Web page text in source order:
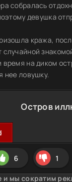
собралась
девушка
кража,
на диком
нее ловушку.
Остров
6 1
и мы сократим